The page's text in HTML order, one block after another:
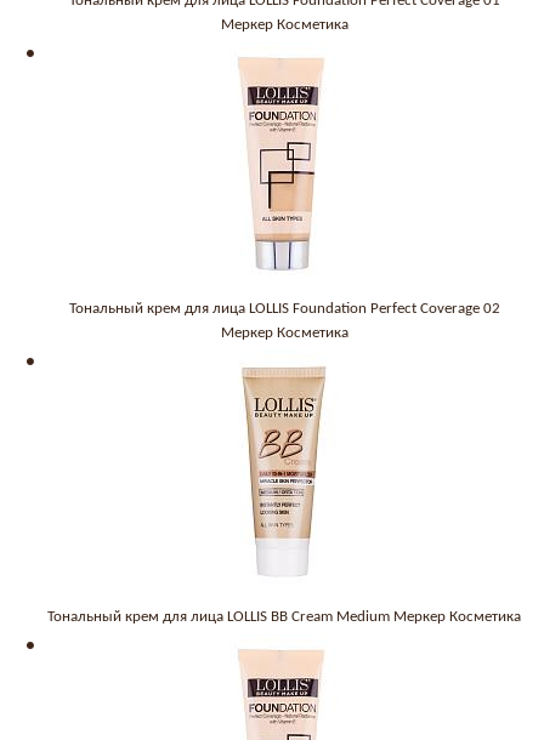
Меркер Косметика
Тональный крем для лица LOLLIS Foundation Perfect Coverage 02
Меркер Косметика
Тональный крем для лица LOLLIS BB Cream Medium Меркер Косметика